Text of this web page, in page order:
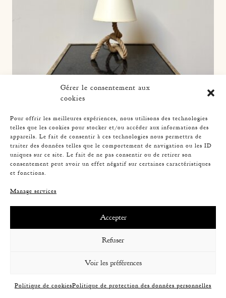
Gérer le consentement aux
cookies
Pour offrir les meilleures expériences, nous utilisons des technologies
telles que les cookies pour stocker et/ou accéder aux informations des
appareils. Le fait de consentir à ces technologies nous permettra de
traiter des données telles que le comportement de navigation ou les ID
uniques sur ce site. Le fait de ne pas consentir ou de retirer son
consentement peut avoir un effet négatif sur certaines caractéristiques
et fonctions.
Manage services
Accepter
Refuser
Voir les préférences
Politique de cookiesPolitique de protection des données personnelles
ROPE TABLE LAMP, AUDOUX-MINNET, 33CM 5